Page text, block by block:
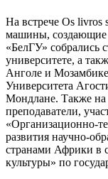
На встрече Os livros
машины,
«БелГУ» собрались
университете, а
Анголе и
Университета
Мондлане. Также на
преподаватели,
«Организационно-
развития научно-
странами Африки в
культуры» по